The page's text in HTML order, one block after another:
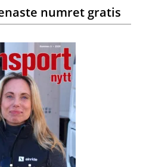
numret gratis